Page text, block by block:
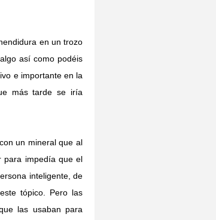
en un trozo
así como podéis
e importante en la
más tarde se iría
un mineral que al
para impedía que el
inteligente, de
tópico. Pero las
las usaban para